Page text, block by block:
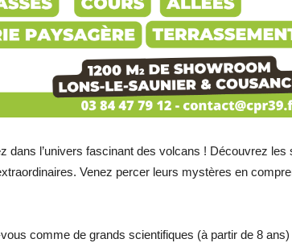
dans l’univers fascinant des volcans ! Découvrez les
Venez percer leurs mystères en
comme de grands scientifiques (à partir de 8